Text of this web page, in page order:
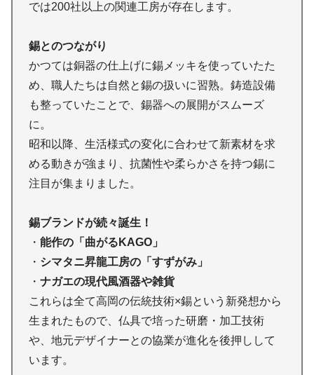
では200社以上の関連工房が存在します。
錫とのつながり
かつては銅器の仕上げに錫メッキを使っていたた
め、職人たちは自然と錫の扱いに習熟。鋳造設備
も整っていたことで、錫器への展開がスムーズ
に。
昭和以降、生活様式の変化に合わせて新素材を求
める動きが強まり、抗菌性や柔らかさを持つ錫に
注目が集まりました。
錫ブランドが続々誕生！
・能作の「曲がるKAGO」
・ シマタニ昇龍工房の「すずがみ」
・ナガエの現代風酒器や雑貨
これらは全て高岡の伝統技術×錫という新発想から
生まれたもので、仏具で培った研磨・加工技術
や、地元デザイナーとの協業が進化を後押しして
います。